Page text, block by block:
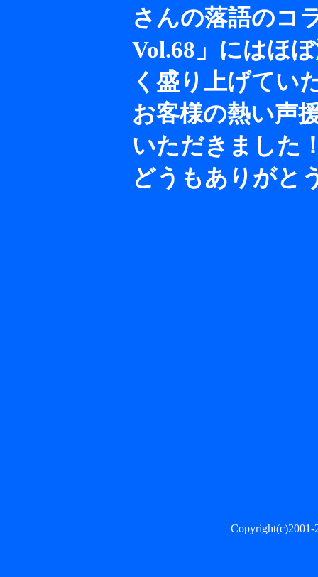
さんの落語のコ
Vol.68」にはほ
く盛り上げてい
お客様の熱い声
いただきました
どうもありがと